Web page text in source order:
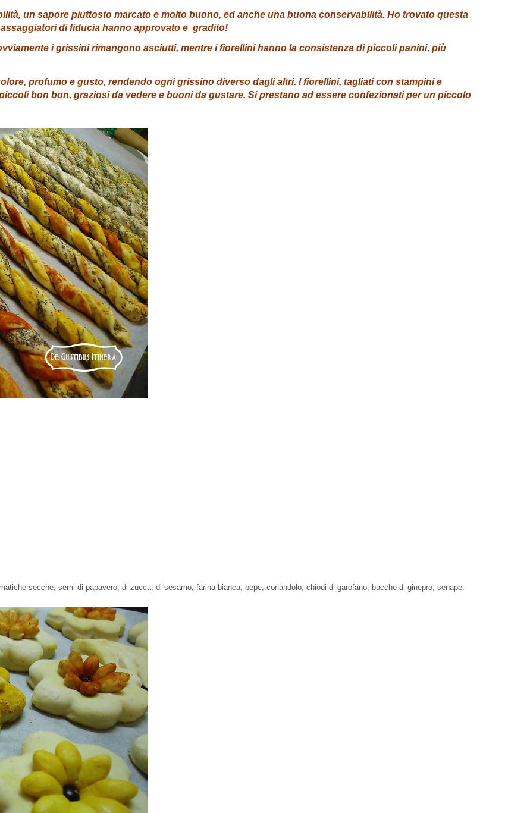
un sapore piuttosto marcato e molto buono, ed anche una buona conservabilità. Ho trovato questa
di fiducia hanno approvato e gradito!
i grissini rimangono asciutti, mentre i fiorellini hanno la consistenza di piccoli panini, più
profumo e gusto, rendendo ogni grissino diverso dagli altri. I fiorellini, tagliati con stampini e
bon bon, graziosi da vedere e buoni da gustare. Si prestano ad essere confezionati per un piccolo
secche, semi di papavero, di zucca, di sesamo, farina bianca, pepe, coriandolo, chiodi di garofano, bacche di ginepro, senape.